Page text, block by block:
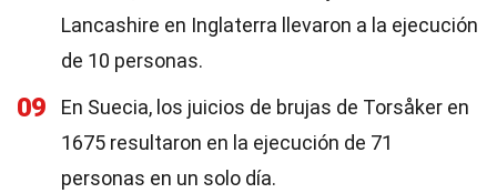
Lancashire en Inglaterra llevaron a la ejecución
de 10 personas.
09
En Suecia, los juicios de brujas de Torsåker en
1675 resultaron en la ejecución de 71
personas en un solo día.